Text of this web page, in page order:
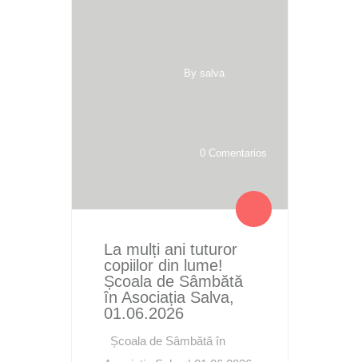
By salva
0 Comentarios
La mulți ani tuturor
copiilor din lume!
Școala de Sâmbătă
în Asociația Salva,
01.06.2026
Școala de Sâmbătă în